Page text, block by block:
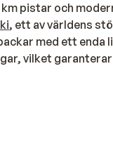
pistar och
, ett av världens
med ett enda
vilket
finns det
Cavalese är en av
utbud av hotell i